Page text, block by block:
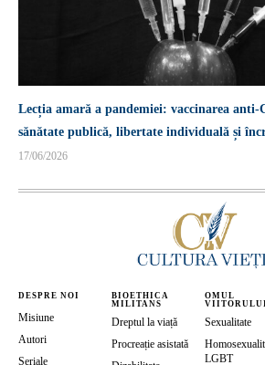
Lecția amară a pandemiei: vaccinarea
sănătate publică, libertate individuală și
17/06/2026
DESPRE NOI
Misiune
Autori
Seriale
BIOETHICA
MILITANS
Dreptul la viață
Procreație asistată
OMUL
VIITORULUI
Sexualitate
LGBT